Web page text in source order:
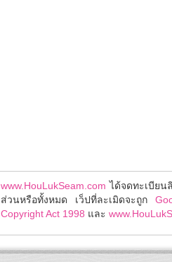
www.HouLukSeam.com ได้จดทะเบียน
ส่วนหรือทั้งหมด เว็ปที่ละเมิดจะถูก
Copyright Act 1998 และ